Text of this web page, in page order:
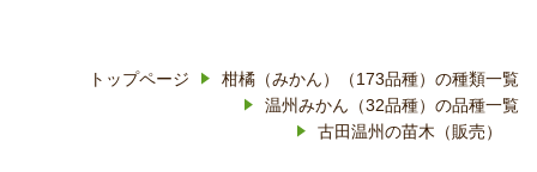
トップページ
柑橘（みかん）（173品種）の種類一覧
温州みかん（32品種）の品種一覧
古田温州の苗木（販売）